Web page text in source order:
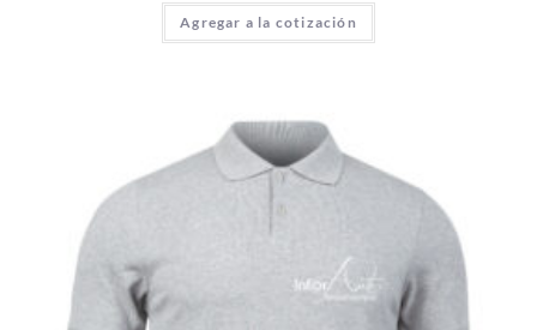
Agregar a la cotización